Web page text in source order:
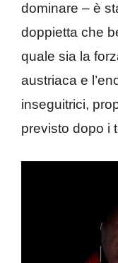
dominare – è
doppietta che
quale sia la
austriaca e
inseguitrici,
previsto dopo i